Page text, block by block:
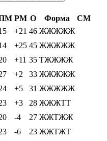
РМ О Форма
СМ
+21 46 ЖЖЖЖЖ
+25 45 ЖЖЖЖЖ
+11 35 ТЖЖЖЖ
+2 33 ЖЖЖЖЖ
+5 31 ЖЖЖЖЖ
+3 28 ЖЖЖТТ
-4 27 ЖЖТЖЖ
-6 23 ЖЖТЖТ